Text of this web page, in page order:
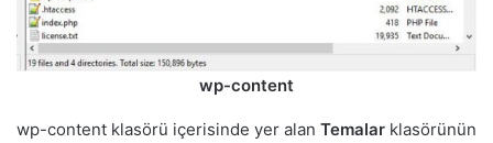
wp-content
wp-content klasörü içerisinde yer alan Temalar klasörünün